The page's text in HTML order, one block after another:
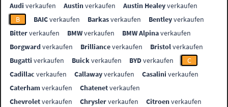
Audi verkaufen Austinverkaufen Austin Healeyverkaufen
B
BAICverkaufen Barkasverkaufen Bentleyverkaufen
Bitterverkaufen BMWverkaufen BMW Alpinaverkaufen
Borgwardverkaufen Brillianceverkaufen Bristolverkaufen
Bugatti verkaufen Buickverkaufen BYDverkaufen
C
Cadillac verkaufen Callawayverkaufen Casalini verkaufen
Caterhamverkaufen Chatenetverkaufen
Chevroletverkaufen Chryslerverkaufen Citroenverkaufen